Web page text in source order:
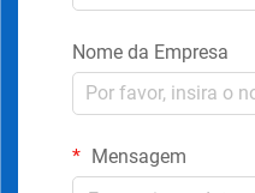
Nome da Empresa
Mensagem